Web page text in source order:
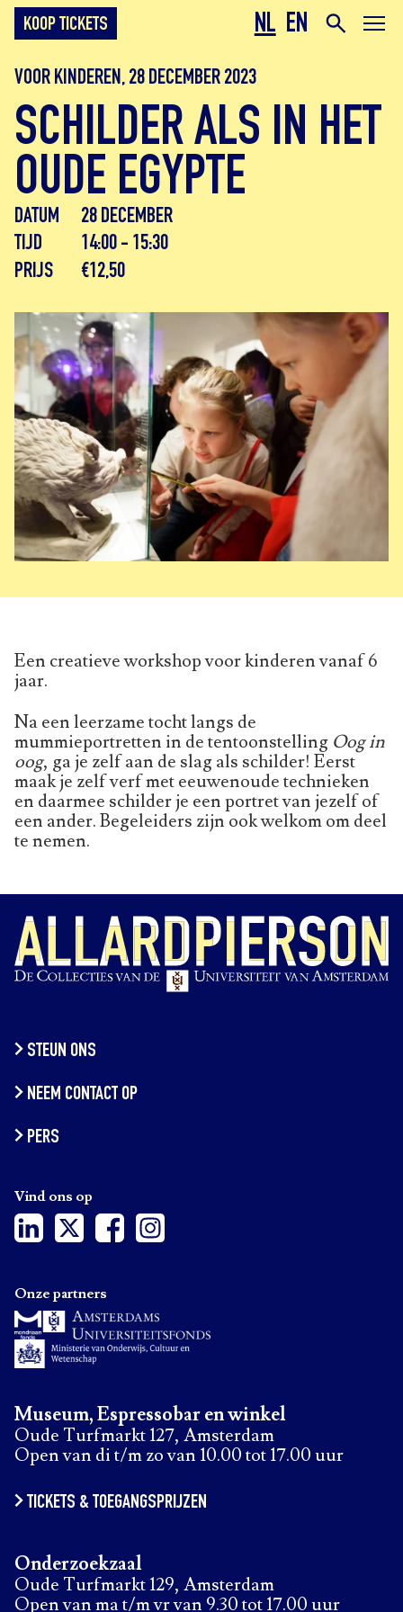
NL EN
KOOP TICKETS
VOOR KINDEREN, 28 DECEMBER 2023
SCHILDER ALS IN HET
OUDE EGYPTE
DATUM
28 DECEMBER
TIJD
14:00 - 15:30
PRIJS
€12,50
Een creatieve workshop voor kinderen vanaf 6
jaar.
Na een leerzame tocht langs de
mummieportretten in de tentoonstelling Oog in
oog, ga je zelf aan de slag als schilder! Eerst
maak je zelf verf met eeuwenoude technieken
en daarmee schilder je een portret van jezelf of
een ander. Begeleiders zijn ook welkom om deel
te nemen.
STEUN ONS
NEEM CONTACT OP
PERS
Vind ons op
Museum, Espressobar en winkel
Oude Turfmarkt 127, Amsterdam
Open van di t/m zo van 10.00 tot 17.00 uur
TICKETS & TOEGANGSPRIJZEN
Onderzoekzaal
Oude Turfmarkt 129, Amsterdam
Open van ma t/m vr van 9.30 tot 17.00 uur
Onze partners